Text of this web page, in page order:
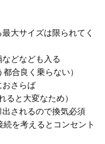
大サイズは限られてく
どなども入る
合良く乗らない）
おさらば
ると大変なため）
されるので換気必須
を考えるとコンセント